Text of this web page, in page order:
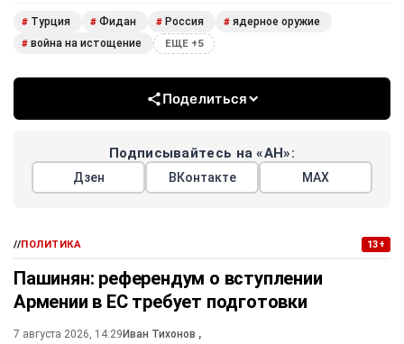
# Турция # Фидан # Россия # ядерное оружие
# война на истощение ЕЩЕ +5
Поделиться
Подписывайтесь на «АН»:
Дзен ВКонтакте МАХ
//ПОЛИТИКА 13+
Пашинян: референдум о вступлении
Армении в ЕС требует подготовки
7 августа 2026, 14:29 Иван Тихонов ,